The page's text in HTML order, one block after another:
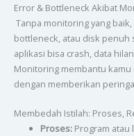
Error & Bottleneck Akibat
Tanpa monitoring yang
bottleneck, atau disk penuh
aplikasi bisa crash, data
Monitoring membantu
dengan memberikan
Membedah Istilah: Proses,
Proses:Program atau